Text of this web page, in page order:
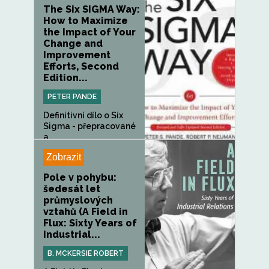
The Six SIGMA Way:
How to Maximize
the Impact of Your
Change and
Improvement
Efforts, Second
Edition...
PETER PANDE
Definitivní dílo o Six
Sigma - přepracované
a...
Zobrazit
Pole v pohybu:
šedesát let
průmyslových
vztahů (A Field in
Flux: Sixty Years of
Industrial...
B. MCKERSIE ROBERT